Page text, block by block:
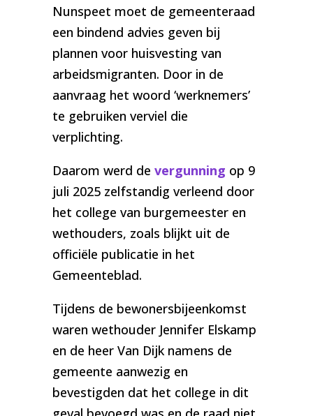
Nunspeet moet de gemeenteraad
een bindend advies geven bij
plannen voor huisvesting van
arbeidsmigranten. Door in de
aanvraag het woord ‘werknemers’
te gebruiken verviel die
verplichting.
Daarom werd de vergunning op 9
juli 2025 zelfstandig verleend door
het college van burgemeester en
wethouders, zoals blijkt uit de
officiële publicatie in het
Gemeenteblad.
Tijdens de bewonersbijeenkomst
waren wethouder Jennifer Elskamp
en de heer Van Dijk namens de
gemeente aanwezig en
bevestigden dat het college in dit